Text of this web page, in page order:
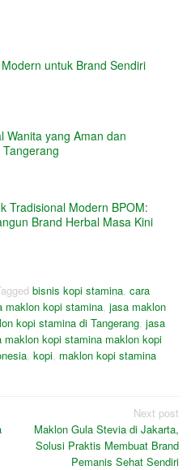
untuk Brand Sendiri
Wanita yang Aman dan
Tradisional Modern BPOM:
Brand Herbal Masa Kini
bisnis kopi stamina, cara
maklon kopi stamina, jasa maklon
kopi stamina di Tangerang, jasa
maklon kopi stamina maklon kopi
, kopi, maklon kopi stamina
Next post
Maklon Gula Stevia di Jakarta,
Solusi Praktis Membuat Brand
Pemanis Sehat Sendiri